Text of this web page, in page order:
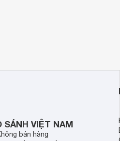
SÁNH VIỆT NAM
bán hàng